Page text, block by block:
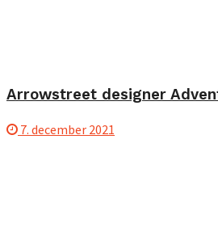
Arrowstreet designer
7. december 2021